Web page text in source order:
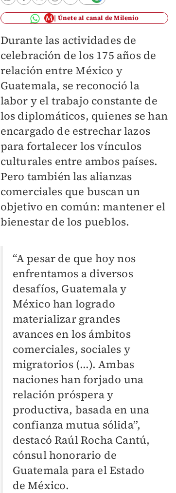
Únete al canal de Milenio
Durante las actividades de
celebración de los 175 años de
relación entre México y
Guatemala, se reconoció la
labor y el trabajo constante de
los diplomáticos, quienes se han
encargado de estrechar lazos
para fortalecer los vínculos
culturales entre ambos países.
Pero también las alianzas
comerciales que buscan un
objetivo en común: mantener el
bienestar de los pueblos.
“A pesar de que hoy nos
enfrentamos a diversos
desafíos, Guatemala y
México han logrado
materializar grandes
avances en los ámbitos
comerciales, sociales y
migratorios (...). Ambas
naciones han forjado una
relación próspera y
productiva, basada en una
confianza mutua sólida”,
destacó Raúl Rocha Cantú,
cónsul honorario de
Guatemala para el Estado
de México.